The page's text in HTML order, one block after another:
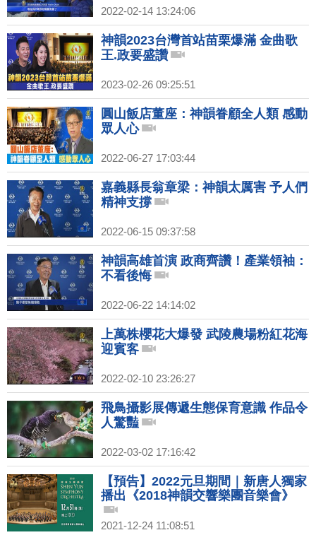
2022-02-14 13:24:06
神韻2023台灣首站苗栗爆滿 金曲歌
王.政要盛讚
2023-02-26 09:25:51
圓山飯店董座：神韻眷顧全人類 感動
眾人心
2022-06-27 17:03:44
嘉義縣長翁章梁：神韻太厲害 予人們
精神支撐
2022-06-15 09:37:58
神韻高雄首演 政商齊讚！產業領袖：
不看後悔
2022-06-22 14:14:02
上萬株櫻花大爆發 武陵農場粉紅花海
迎賓客
2022-02-10 23:26:27
飛鳥攝影展傳遞生態保育意識 作品令
人驚豔
2022-03-02 17:16:42
【預告】2022元旦期間｜新唐人獨家
播出《2018神韻交響樂團音樂會》
2021-12-24 11:08:51